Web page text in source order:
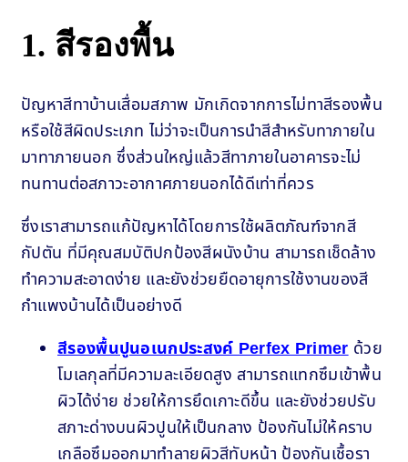
1. สีรองพื้น
ปัญหาสีทาบ้านเสื่อมสภาพ มักเกิดจากการไม่ทาสีรองพื้น
หรือใช้สีผิดประเภท ไม่ว่าจะเป็นการนำสีสำหรับทาภายใน
มาทาภายนอก ซึ่งส่วนใหญ่แล้วสีทาภายในอาคารจะไม่
ทนทานต่อสภาวะอากาศภายนอกได้ดีเท่าที่ควร
ซึ่งเราสามารถแก้ปัญหาได้โดยการใช้ผลิตภัณฑ์จากสี
กัปตัน ที่มีคุณสมบัติปกป้องสีผนังบ้าน สามารถเช็ดล้าง
ทำความสะอาดง่าย และยังช่วยยืดอายุการใช้งานของสี
กำแพงบ้านได้เป็นอย่างดี
สีรองพื้นปูนอเนกประสงค์ Perfex Primerด้วย
โมเลกุลที่มีความละเอียดสูง สามารถแทกซึมเข้าพื้น
ผิวได้ง่าย ช่วยให้การยึดเกาะดีขึ้น และยังช่วยปรับ
สภาะด่างบนผิวปูนให้เป็นกลาง ป้องกันไม่ให้คราบ
เกลือซึมออกมาทำลายผิวสีทับหน้า ป้องกันเชื้อรา